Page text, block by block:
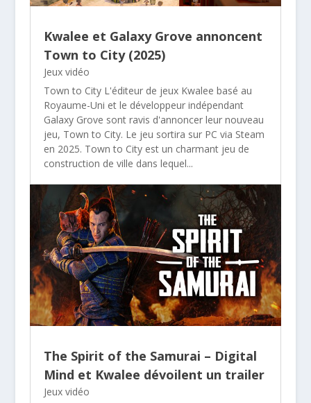
Kwalee et Galaxy Grove annoncent
Town to City (2025)
Jeux vidéo
Town to City L'éditeur de jeux Kwalee basé au
Royaume-Uni et le développeur indépendant
Galaxy Grove sont ravis d'annoncer leur nouveau
jeu, Town to City. Le jeu sortira sur PC via Steam
en 2025. Town to City est un charmant jeu de
construction de ville dans lequel...
The Spirit of the Samurai – Digital
Mind et Kwalee dévoilent un trailer
Jeux vidéo